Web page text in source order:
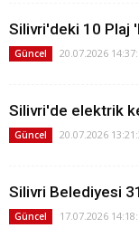
Silivri'deki 10 Plaj
Güncel 20.07.2026
Silivri'de elektrik
Güncel 20.07.2026
Silivri Belediyesi
Güncel 17.07.2026